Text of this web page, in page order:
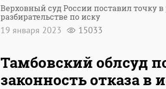
Верховный суд России поставил точку
разбирательстве по иску
19 января 2023 15033
Тамбовский облсуд
законность отказа в